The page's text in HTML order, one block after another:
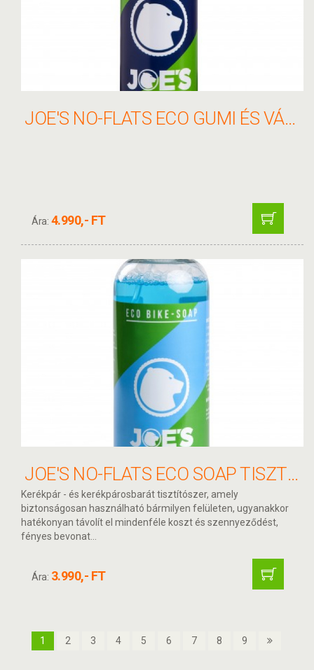
JOE'S NO-FLATS ECO GUMI ÉS VÁZ ÁPOLÓ 500ML
Ára: 4.990,- FT
JOE'S NO-FLATS ECO SOAP TISZTÍTÓSZER 1000ML
Kerékpár - és kerékpárosbarát tisztítószer, amely
biztonságosan használható bármilyen felületen, ugyanakkor
hatékonyan távolít el mindenféle koszt és szennyeződést,
fényes bevonat...
Ára: 3.990,- FT
1 2 3 4 5 6 7 8 9